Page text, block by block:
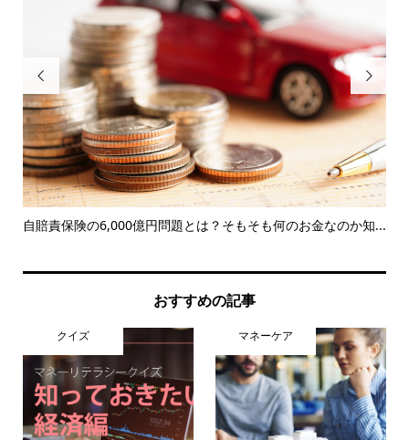

自賠責保険の6,000億円問題とは？そもそも何のお金なのか知...

おすすめの記事
クイズ マネーケア